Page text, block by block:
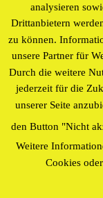
24
25
31
« Aug
Proudly
analysieren
Drittanbietern
zu können.
unsere Partner für
Durch die weitere
jederzeit für die
unserer Seite
den Button "Nicht
Weitere
Cookies